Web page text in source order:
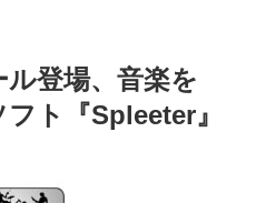
登場、音楽を
ト『Spleeter』